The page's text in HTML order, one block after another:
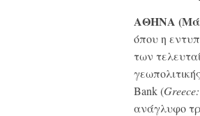
ΑΘΗΝΑ
όπου η
των
Bank (Greece
ανάγλυφο